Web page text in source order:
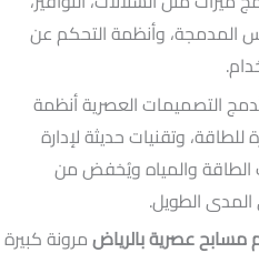
المدمجة، وأنظمة التحكم عن
التصميمات العصرية أنظمة
وتقنيات حديثة لإدارة
الطاقة والمياه ويُخفض من
المدى الطويل.
عصرية بالرياضمرونة كبيرة